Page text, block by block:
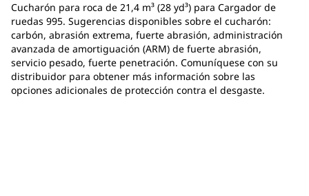
Cucharón para roca de 21,4 m³ (28 yd³) para Cargador de
ruedas 995. Sugerencias disponibles sobre el cucharón:
carbón, abrasión extrema, fuerte abrasión, administración
avanzada de amortiguación (ARM) de fuerte abrasión,
servicio pesado, fuerte penetración. Comuníquese con su
distribuidor para obtener más información sobre las
opciones adicionales de protección contra el desgaste.